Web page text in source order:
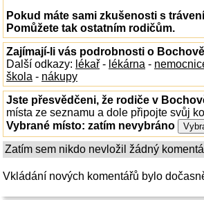
Pokud máte sami zkušenosti s
Pomůžete tak ostatním rodičům.
Zajímají-li vás podrobnosti o Bochově
Další odkazy: lékař - lékárna -
škola - nákupy
Jste přesvědčeni, že rodiče v
místa ze seznamu a dole připojte svůj
Vybrané místo: zatím nevybráno
Zatím sem nikdo nevložil žádný
Vkládání nových komentářů bylo